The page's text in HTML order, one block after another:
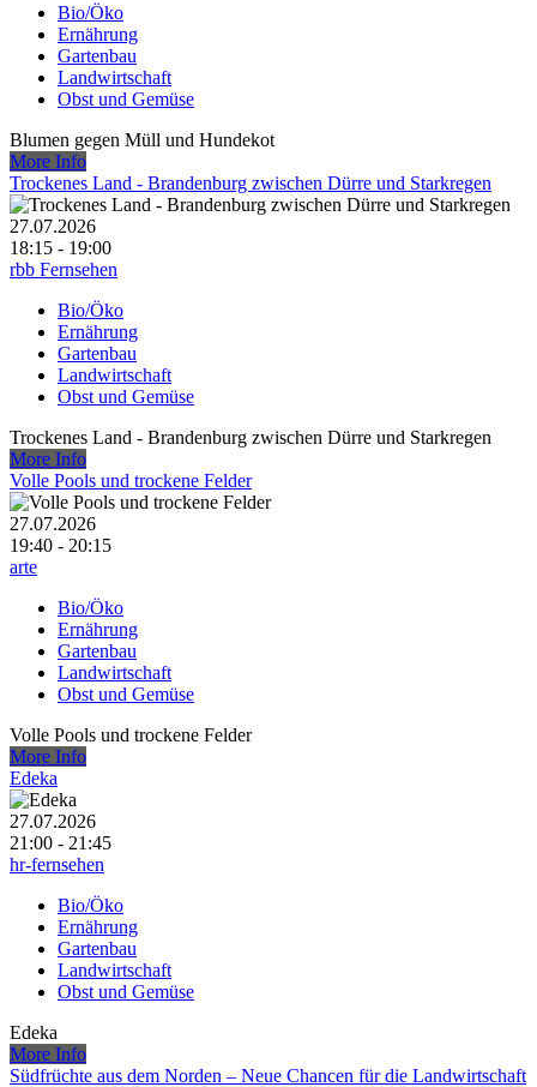
Bio/Öko
Ernährung
Gartenbau
Landwirtschaft
Obst und Gemüse
Blumen gegen Müll und Hundekot
More Info
Trockenes Land - Brandenburg zwischen Dürre und Starkregen
27.07.2026
18:15 - 19:00
rbb Fernsehen
Bio/Öko
Ernährung
Gartenbau
Landwirtschaft
Obst und Gemüse
Trockenes Land - Brandenburg zwischen Dürre und Starkregen
More Info
Volle Pools und trockene Felder
27.07.2026
19:40 - 20:15
arte
Bio/Öko
Ernährung
Gartenbau
Landwirtschaft
Obst und Gemüse
Volle Pools und trockene Felder
More Info
Edeka
27.07.2026
21:00 - 21:45
hr-fernsehen
Bio/Öko
Ernährung
Gartenbau
Landwirtschaft
Obst und Gemüse
Edeka
More Info
Südfrüchte aus dem Norden – Neue Chancen für die Landwirtschaft